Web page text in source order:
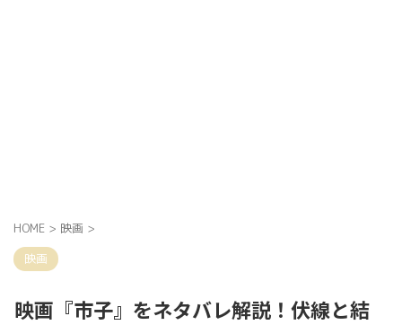
HOME > 映画 >
映画
映画『市子』をネタバレ解説！伏線と結